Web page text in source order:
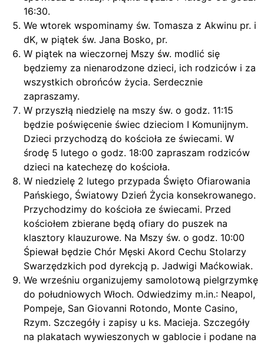
16:30.
We wtorek wspominamy św. Tomasza z Akwinu pr. i
dK, w piątek św. Jana Bosko, pr.
W piątek na wieczornej Mszy św. modlić się
będziemy za nienarodzone dzieci, ich rodziców i za
wszystkich obrońców życia. Serdecznie
zapraszamy.
W przyszłą niedzielę na mszy św. o godz. 11:15
będzie poświęcenie świec dzieciom I Komunijnym.
Dzieci przychodzą do kościoła ze świecami. W
środę 5 lutego o godz. 18:00 zapraszam rodziców
dzieci na katechezę do kościoła.
W niedzielę 2 lutego przypada Święto Ofiarowania
Pańskiego, Światowy Dzień Życia konsekrowanego.
Przychodzimy do kościoła ze świecami. Przed
kościołem zbierane będą ofiary do puszek na
klasztory klauzurowe. Na Mszy św. o godz. 10:00
Śpiewał będzie Chór Męski Akord Cechu Stolarzy
Swarzędzkich pod dyrekcją p. Jadwigi Maćkowiak.
We wrześniu organizujemy samolotową pielgrzymkę
do południowych Włoch. Odwiedzimy m.in.: Neapol,
Pompeje, San Giovanni Rotondo, Monte Casino,
Rzym. Szczegóły i zapisy u ks. Macieja. Szczegóły
na plakatach wywieszonych w gablocie i podane na